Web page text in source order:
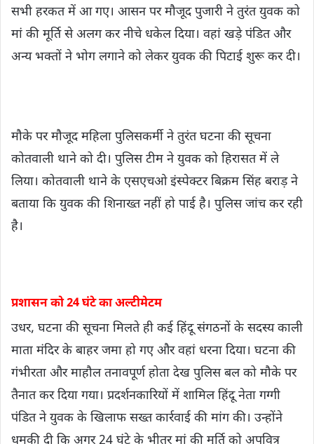
सभी हरकत में आ गए। आसन पर मौजूद पुजारी ने तुरंत युवक को
मां की मूर्ति से अलग कर नीचे धकेल दिया। वहां खड़े पंडित और
अन्य भक्तों ने भोग लगाने को लेकर युवक की पिटाई शुरू कर दी।
मौके पर मौजूद महिला पुलिसकर्मी ने तुरंत घटना की सूचना
कोतवाली थाने को दी। पुलिस टीम ने युवक को हिरासत में ले
लिया। कोतवाली थाने के एसएचओ इंस्पेक्टर बिक्रम सिंह बराड़ ने
बताया कि युवक की शिनाख्त नहीं हो पाई है। पुलिस जांच कर रही
है।
प्रशासन को 24 घंटे का अल्टीमेटम
उधर, घटना की सूचना मिलते ही कई हिंदू संगठनों के सदस्य काली
माता मंदिर के बाहर जमा हो गए और वहां धरना दिया। घटना की
गंभीरता और माहौल तनावपूर्ण होता देख पुलिस बल को मौके पर
तैनात कर दिया गया। प्रदर्शनकारियों में शामिल हिंदू नेता गग्गी
पंडित ने युवक के खिलाफ सख्त कार्रवाई की मांग की। उन्होंने